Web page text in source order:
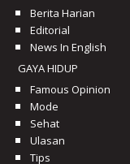
Berita Harian
Editorial
News In English
GAYA HIDUP
Famous Opinion
Mode
Sehat
Ulasan
Tips